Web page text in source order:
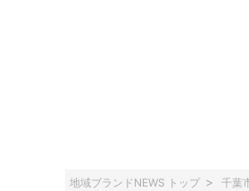
地域ブランドNEWS トップ 千葉